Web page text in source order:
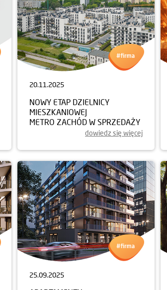
20.11.2025
NOWY ETAP DZIELNICY
MIESZKANIOWEJ
METRO ZACHÓD W SPRZEDAŻY
dowiedz się więcej
25.09.2025